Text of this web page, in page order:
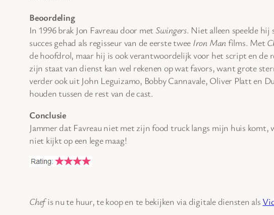
Beoordeling
In 1996 brak Jon Favreau door met Swingers. Niet alleen speelde
succes gehad als regisseur van de eerste twee Iron Manfilms. Met
de hoofdrol, maar hij is ook verantwoordelijk voor het script en de
zijn staat van dienst kan wel rekenen op wat favors, want grote
verder ook uit John Leguizamo, Bobby Cannavale, Oliver Platt en
houden tussen de rest van de cast.
Conclusie
Jammer dat Favreau niet met zijn food truck langs mijn huis
niet kijkt op een lege maag!
Chefis nu te huur, te koop en te bekijken via digitale diensten als